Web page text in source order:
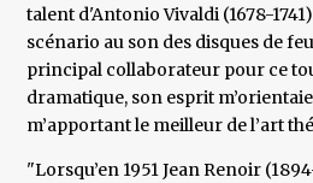
talent d'Antonio Vivaldi (1678-
scénario au son des disques de
principal collaborateur pour ce
dramatique, son esprit
m’apportant le meilleur de l’art
"Lorsqu’en 1951 Jean Renoir